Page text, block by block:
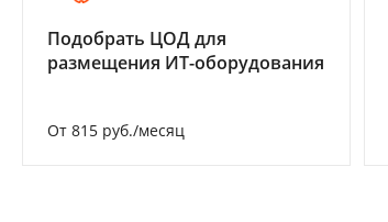
Подобрать ЦОД для
размещения ИТ-оборудования
От 815 руб./месяц